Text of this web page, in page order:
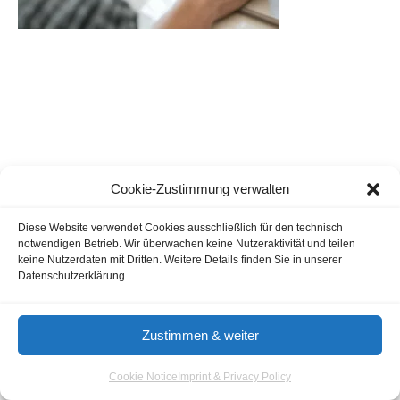
Cookie-Zustimmung verwalten
Diese Website verwendet Cookies ausschließlich für den technisch
notwendigen Betrieb. Wir überwachen keine Nutzeraktivität und teilen
keine Nutzerdaten mit Dritten. Weitere Details finden Sie in unserer
Datenschutzerklärung.
Zustimmen & weiter
Cookie Notice Imprint & Privacy Policy
Guestblogging Marketing Agencies
Cookie Notice
Terms of Use
Imprint & Privacy